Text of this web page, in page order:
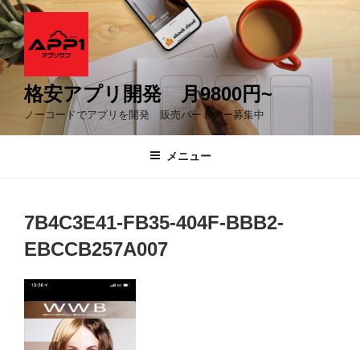
コ
ン
テ
ン
格安アプリ開発 月9800円~
ノーコードでアプリを開発 販売パートナー募集中
メニュー
7B4C3E41-FB35-404F-BBB2-
EBCCB257A007